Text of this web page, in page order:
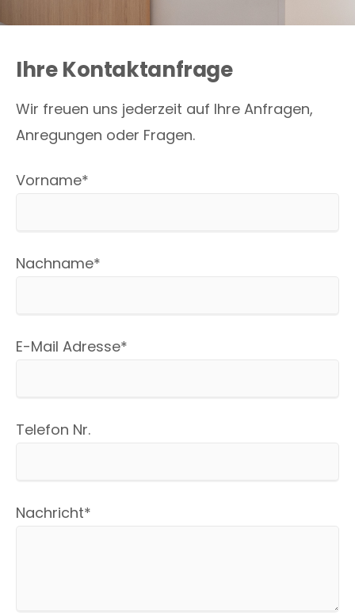
Ihre Kontaktanfrage
Wir freuen uns jederzeit auf Ihre Anfragen,
Anregungen oder Fragen.
Pflichtfeld
Vorname*
Pflichtfeld
Nachname*
Pflichtfeld
E-Mail Adresse*
Telefon Nr.
Pflichtfeld
Nachricht*